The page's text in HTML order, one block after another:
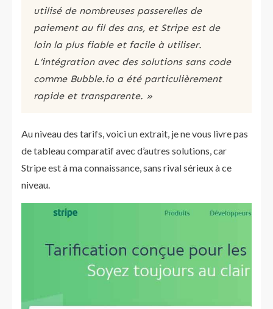
utilisé de nombreuses passerelles de
paiement au fil des ans, et Stripe est de
loin la plus fiable et facile à utiliser.
L’intégration avec des solutions sans code
comme Bubble.io a été particulièrement
rapide et transparente. »
Au niveau des tarifs, voici un extrait, je ne vous livre pas
de tableau comparatif avec d’autres solutions, car
Stripe est à ma connaissance, sans rival sérieux à ce
niveau.